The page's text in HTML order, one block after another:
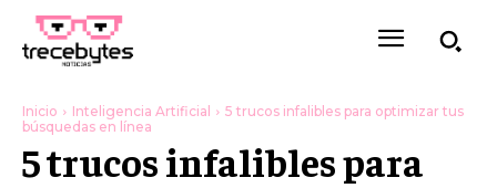
Inicio Inteligencia Artificial
5 trucos infalibles para optimizar tus
búsquedas en línea
5 trucos infalibles para